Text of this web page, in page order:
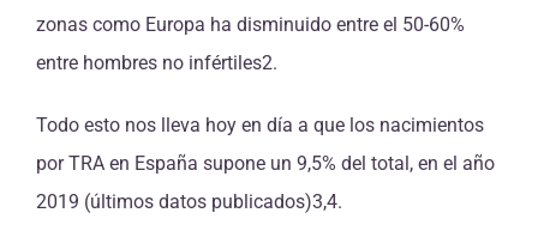
zonas como Europa ha disminuido entre el 50-60%
entre hombres no infértiles2.
Todo esto nos lleva hoy en día a que los nacimientos
por TRA en España supone un 9,5% del total, en el año
2019 (últimos datos publicados)3,4.